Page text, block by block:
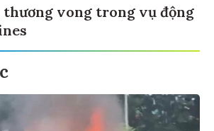
thương vong trong vụ động